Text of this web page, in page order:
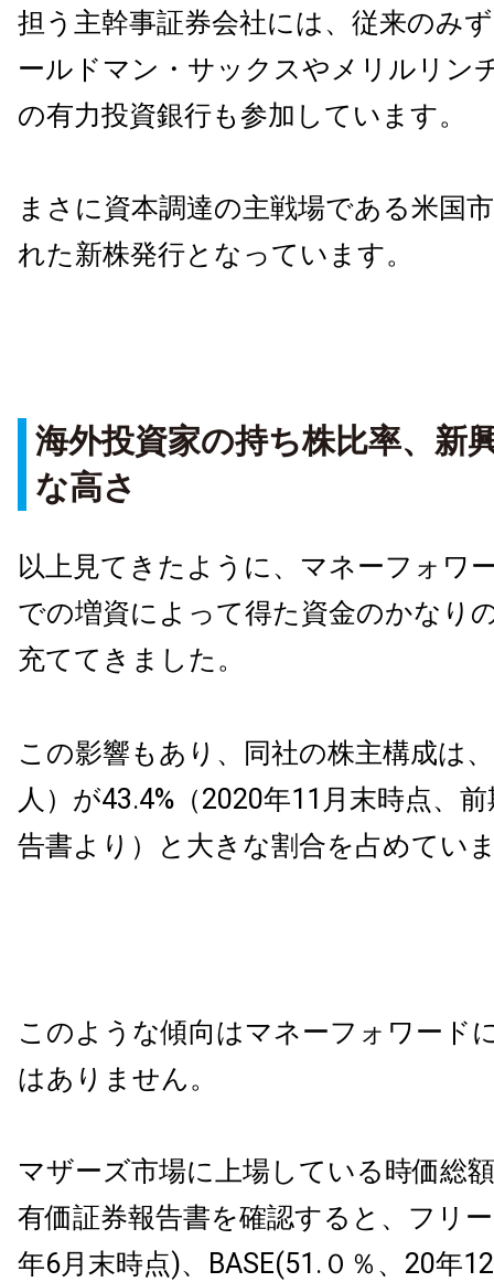
担う主幹事証券会社には、従来のみ
ールドマン・サックスやメリルリン
の有力投資銀行も参加しています。
まさに資本調達の主戦場である米国
れた新株発行となっています。
海外投資家の持ち株比率、新
な高さ
以上見てきたように、マネーフォワ
での増資によって得た資金のかなり
充ててきました。
この影響もあり、同社の株主構成は
人）が43.4%（2020年11月末時点、
告書より）と大きな割合を占めてい
このような傾向はマネーフォワード
はありません。
マザーズ市場に上場している時価総
有価証券報告書を確認すると、フリ
年6月末時点)、BASE(51.０％、20年